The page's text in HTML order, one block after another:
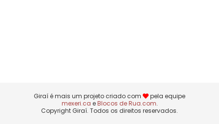
Giraí é mais um projeto criado com
pela equipe
mexeri.ca eBlocos de Rua.com.
Copyright Giraí. Todos os direitos reservados.